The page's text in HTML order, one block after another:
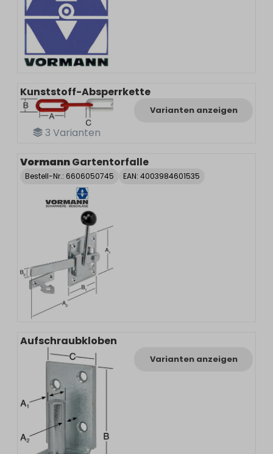
3 Varianten
Kunststoff-Absperrkette
Varianten anzeigen
VormannGartentorfalle
Bestell-Nr.: 6606050745 EAN: 4003984601535
Aufschraubkloben
Varianten anzeigen